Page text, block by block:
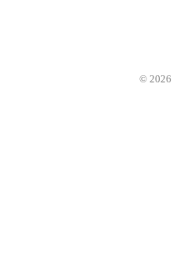
© 2026